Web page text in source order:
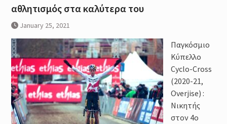
αθλητισμός στα καλύτερα του
January 25, 2021
Παγκόσμιο
Κύπελλο
Cyclo-Cross
(2020-21,
Overjise) :
Νικητής
στον 4ο